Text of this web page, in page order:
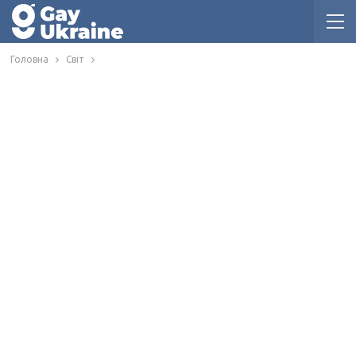
Головна Світ